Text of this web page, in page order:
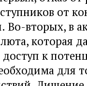
от
вторых, в
которая
доступ к
для